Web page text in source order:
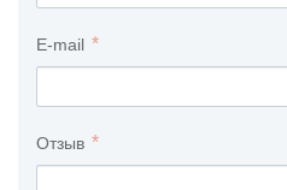
E-mail
Отзыв